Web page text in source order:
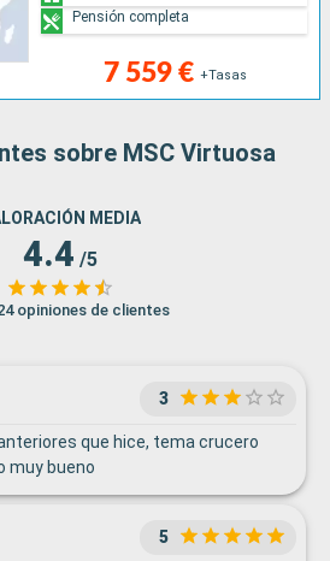
7 559 € +Tasas
Pensión completa
sobre MSC Virtuosa
MEDIA
4.4 /5
opiniones de clientes
3
que hice, tema crucero
muy bueno
5